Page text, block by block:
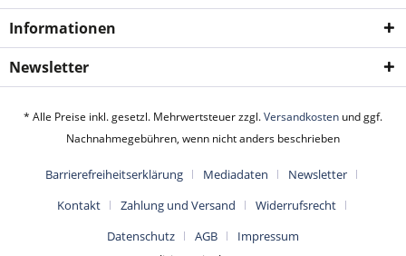
Informationen
Newsletter
* Alle Preise inkl. gesetzl. Mehrwertsteuer zzgl.Versandkosten und ggf.
Nachnahmegebühren, wenn nicht anders beschrieben
Barrierefreiheitserklärung Mediadaten
Newsletter
Kontakt
Zahlung und Versand
Widerrufsrecht
Datenschutz
AGB
Impressum